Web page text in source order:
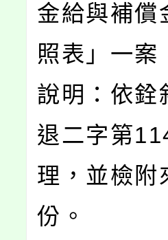
金給與補償
照表」一案
說明：依銓
退二字第
理，並檢附
份。